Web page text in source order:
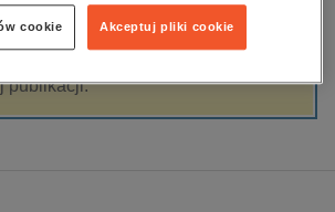
rozrywka
technologie, informatyka
informacyjne
Filtrowanie
publikacji.
Akceptuj pliki cookie
cookie